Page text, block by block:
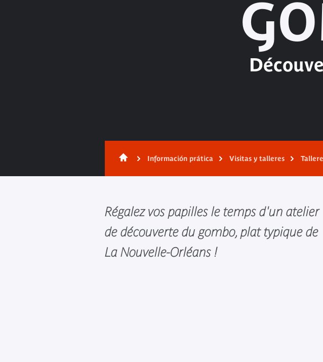
Información prática Visitas y talleres
Régalez vos papilles le temps d'un atelier
de découverte du gombo, plat typique de
La Nouvelle-Orléans !